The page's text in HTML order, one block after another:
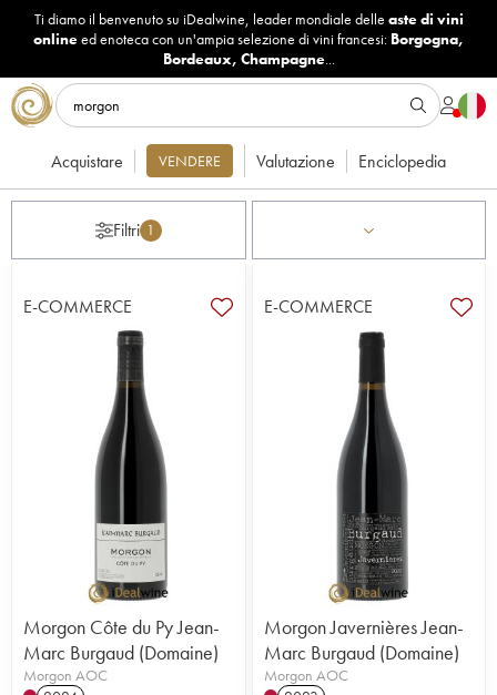
Ti diamo il benvenuto su iDealwine, leader mondiale delle aste di vini
onlineed enoteca con un'ampia selezione di vini francesi: Borgogna,
Bordeaux, Champagne...
Acquistare VENDERE Valutazione Enciclopedia
Filtri 1
E-COMMERCE
Morgon Côte du Py Jean-
Marc Burgaud (Domaine)
Morgon AOC
E-COMMERCE
Morgon Javernières Jean-
Marc Burgaud (Domaine)
Morgon AOC